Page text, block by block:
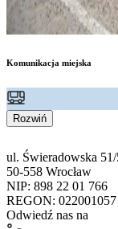
Komunikacja miejska
Rozwiń
ul. Świeradowska
50-558 Wrocław
NIP: 898 22 01 766
REGON: 022001057
Odwiedź nas na